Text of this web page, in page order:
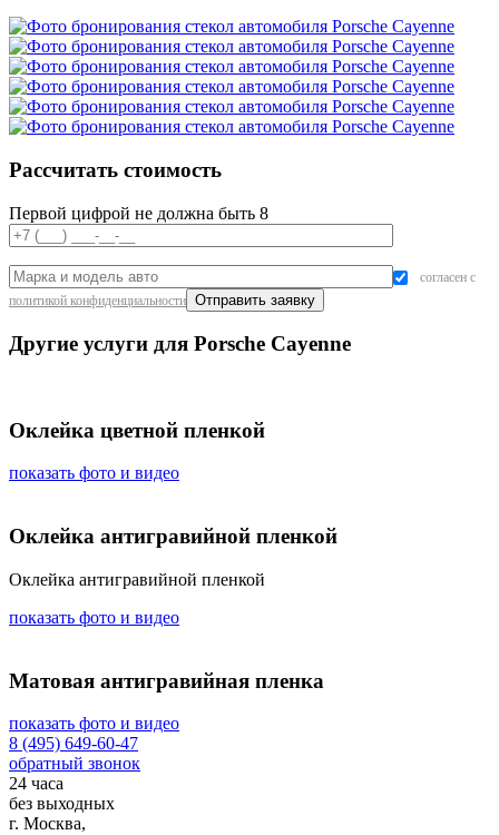
Рассчитать стоимость
Первой цифрой не должна быть 8
согласен с
политикой конфиденциальности
Другие услуги для Porsche Cayenne
Оклейка цветной пленкой
показать фото и видео
Оклейка антигравийной пленкой
Оклейка антигравийной пленкой
показать фото и видео
Матовая антигравийная пленка
показать фото и видео
8 (495) 649-60-47
обратный звонок
24 часа
без выходных
г. Москва,